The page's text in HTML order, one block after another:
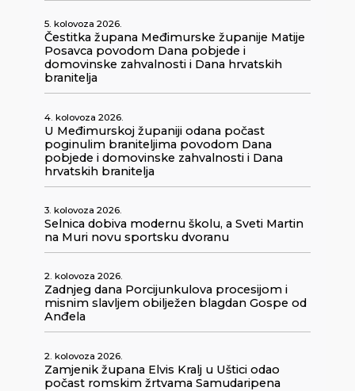
5. kolovoza 2026.
Čestitka župana Međimurske županije Matije
Posavca povodom Dana pobjede i
domovinske zahvalnosti i Dana hrvatskih
branitelja
4. kolovoza 2026.
U Međimurskoj županiji odana počast
poginulim braniteljima povodom Dana
pobjede i domovinske zahvalnosti i Dana
hrvatskih branitelja
3. kolovoza 2026.
Selnica dobiva modernu školu, a Sveti Martin
na Muri novu sportsku dvoranu
2. kolovoza 2026.
Zadnjeg dana Porcijunkulova procesijom i
misnim slavljem obilježen blagdan Gospe od
Anđela
2. kolovoza 2026.
Zamjenik župana Elvis Kralj u Uštici odao
počast romskim žrtvama Samudaripena